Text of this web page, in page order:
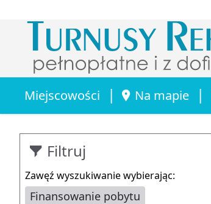
Miejscowości | Na mapie |
Filtruj
Zawęź wyszukiwanie wybierając:
Finansowanie pobytu